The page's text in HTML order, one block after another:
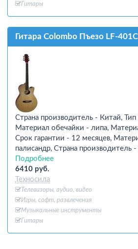
Гитары
Гитара Colombo Пъезо LF-
Страна производитель - Китай, Тип
Материал обечайки - липа,
Срок гарантии - 12 месяцев,
палисандр, Страна производитель
Подробнее
6410 руб.
Техносила
Телевизоры, аудио, видео
Игры, софт, развлечения
Музыкальные инструменты
Гитары